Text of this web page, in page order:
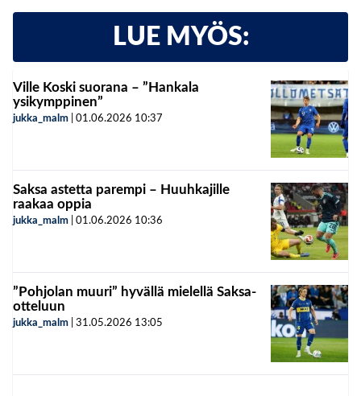
LUE MYÖS:
Ville Koski suorana – ”Hankala
ysikymppinen”
jukka_malm 01.06.2026 10:37
Saksa astetta parempi – Huuhkajille
raakaa oppia
jukka_malm 01.06.2026 10:36
”Pohjolan muuri” hyvällä mielellä Saksa-
otteluun
jukka_malm 31.05.2026 13:05